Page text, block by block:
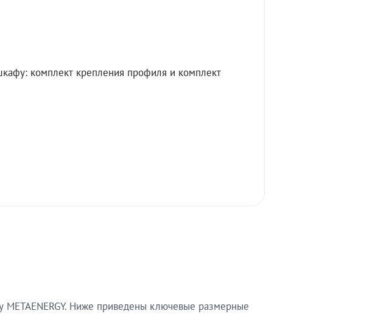
комплект крепления профиля и комплект
METAENERGY. Ниже приведены ключевые размерные